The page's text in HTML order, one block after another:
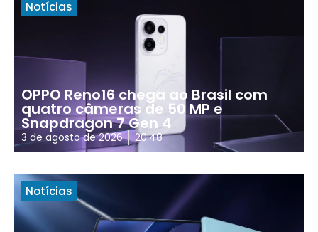
Notícias
OPPO Reno16 chega ao Brasil com
quatro câmeras de 50 MP e
Snapdragon 7 Gen 4
3 de agosto de 2026 20:48
Notícias